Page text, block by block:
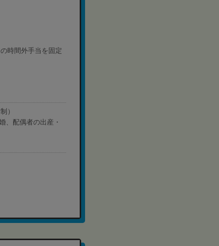
時間外手当を固定
）
、配偶者の出産・